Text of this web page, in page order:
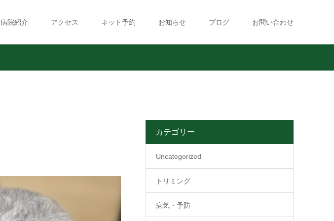
病院紹介 アクセス ネット予約 お知らせ ブログ お問い合わせ
カテゴリー
Uncategorized
トリミング
病気・予防